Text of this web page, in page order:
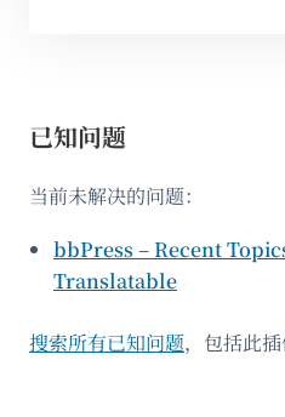
已知问题
当前未解决的问题：
bbPress – Recent
Translatable
搜索所有已知问题，包括此插